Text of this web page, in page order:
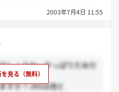
2003年7月4日 11:55
しょうか…やっぱりだめだ
すか？JASは他と